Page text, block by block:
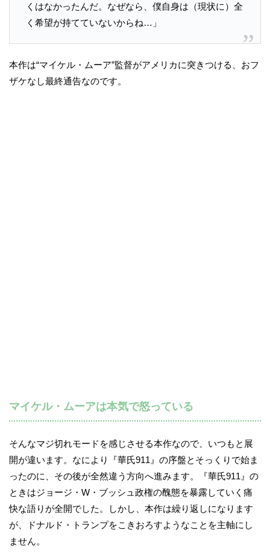
くはなかったんだ。なぜなら、僕自身は（現状に）全
く希望が持てていないからね…」
本作は“マイケル・ムーア”監督がアメリカに突きつける、おフ
ザケなし最終通告なのです。
マイケル・ムーアは本気で怒っている
そんなマジ切れモードを感じさせる本作なので、いつもと展
開が違います。なにより『華氏911』の序盤とそっくりで始ま
ったのに、その後が全然違う方向へ進みます。『華氏911』の
ときはジョージ・W・ブッシュ政権の醜態を暴露していく痛
快な語りが全開でした。しかし、本作は繰り返しになります
が、ドナルド・トランプをこきおろすようなことを主軸にし
ません。